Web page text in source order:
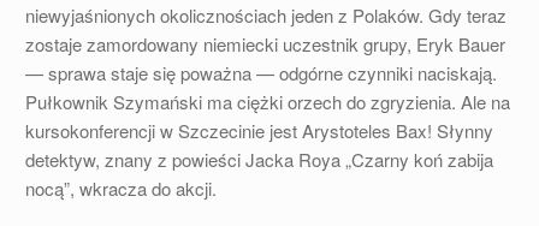
niewyjaśnionych okolicznościach jeden z Polaków. Gdy teraz
zostaje zamordowany niemiecki uczestnik grupy, Eryk Bauer
— sprawa staje się poważna — odgórne czynniki naciskają.
Pułkownik Szymański ma ciężki orzech do zgryzienia. Ale na
kursokonferencji w Szczecinie jest Arystoteles Bax! Słynny
detektyw, znany z powieści Jacka Roya „Czarny koń zabija
nocą”, wkracza do akcji.